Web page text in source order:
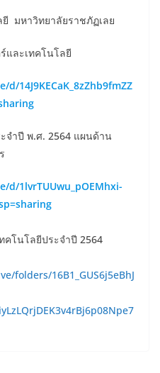
มหาวิทยาลัยราชภัฏเลย
และเทคโนโลยี
14J9KECaK_8zZhb9fmZZ
จำปี พ.ศ. 2564 แผนด้าน
1lvrTUUwu_pOEMhxi-
โนโลยีประจำปี 2564
folders/16B1_GUS6j5eBhJ